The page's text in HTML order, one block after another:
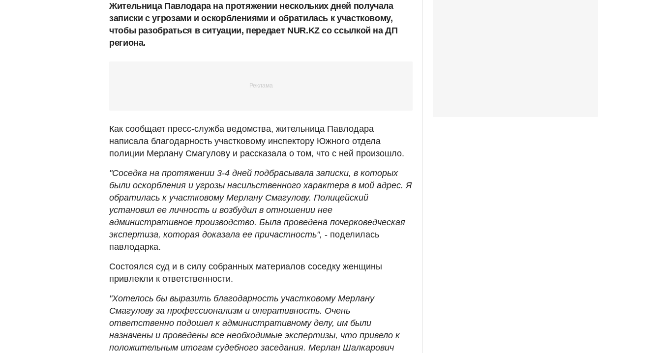
Жительница Павлодара на протяжении нескольких дней получала
записки с угрозами и оскорблениями и обратилась к участковому,
чтобы разобраться в ситуации, передает NUR.KZ со ссылкой на ДП
региона.
Как сообщает пресс-служба ведомства, жительница Павлодара
написала благодарность участковому инспектору Южного отдела
полиции Мерлану Смагулову и рассказала о том, что с ней произошло.
"Соседка на протяжении 3-4 дней подбрасывала записки, в которых
были оскорбления и угрозы насильственного характера в мой адрес. Я
обратилась к участковому Мерлану Смагулову. Полицейский
установил ее личность и возбудил в отношении нее
административное производство. Была проведена почерковедческая
экспертиза, которая доказала ее причастность", - поделилась
павлодарка.
Состоялся суд и в силу собранных материалов соседку женщины
привлекли к ответственности.
"Хотелось бы выразить благодарность участковому Мерлану
Смагулову за профессионализм и оперативность. Очень
ответственно подошел к административному делу, им были
назначены и проведены все необходимые экспертизы, что привело к
положительным итогам судебного заседания. Мерлан Шалкарович